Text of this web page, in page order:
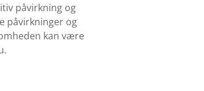
påvirkning og
påvirkninger og
kan være